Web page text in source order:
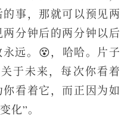
事，那就可以预见两
分钟后的两分钟以后
远。😵，哈哈。片子
于未来，每次你看着
看着它，而正因为如
化”。